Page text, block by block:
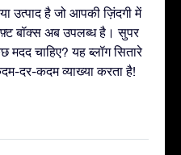
उत्पाद है जो आपकी ज़िंदगी में
बॉक्स अब उपलब्ध है। सुपर
चाहिए? यह ब्लॉग सितारे
दर-कदम व्याख्या करता है!